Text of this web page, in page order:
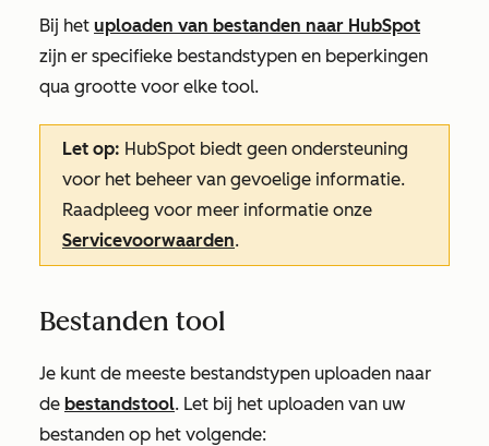
Bij het uploaden van bestanden naar HubSpot
zijn er specifieke bestandstypen en beperkingen
qua grootte voor elke tool.
Let op: HubSpot biedt geen ondersteuning
voor het beheer van gevoelige informatie.
Raadpleeg voor meer informatie onze
Servicevoorwaarden.
Bestanden tool
Je kunt de meeste bestandstypen uploaden naar
de bestandstool. Let bij het uploaden van uw
bestanden op het volgende: